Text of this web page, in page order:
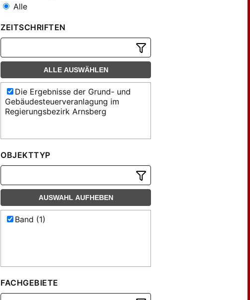
Alle
ZEITSCHRIFTEN
ALLE AUSWÄHLEN
Die Ergebnisse der Grund- und
Gebäudesteuerveranlagung im
Regierungsbezirk Arnsberg
OBJEKTTYP
AUSWAHL AUFHEBEN
Band (1)
FACHGEBIETE